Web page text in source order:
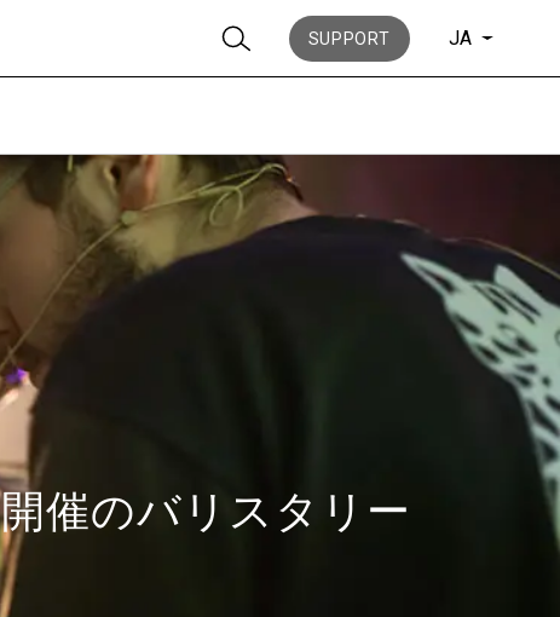
SUPPORT JA
催のバリスタリー
ニュース
研究室紹介